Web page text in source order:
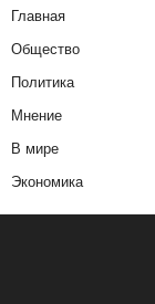
Главная
Общество
Политика
Мнение
В мире
Экономика